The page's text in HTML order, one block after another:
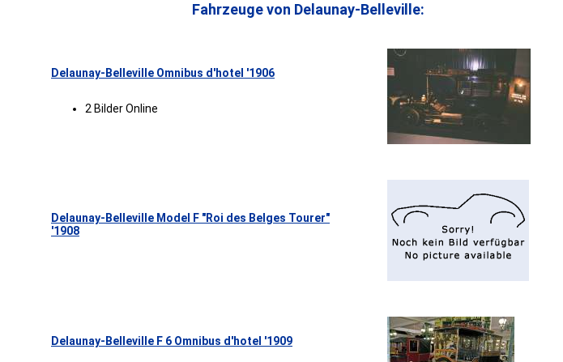
Fahrzeuge von Delaunay-Belleville:
Delaunay-Belleville Omnibus d'hotel '1906
2 Bilder Online
Delaunay-Belleville Model F "Roi des Belges Tourer"
'1908
Delaunay-Belleville F 6 Omnibus d'hotel '1909